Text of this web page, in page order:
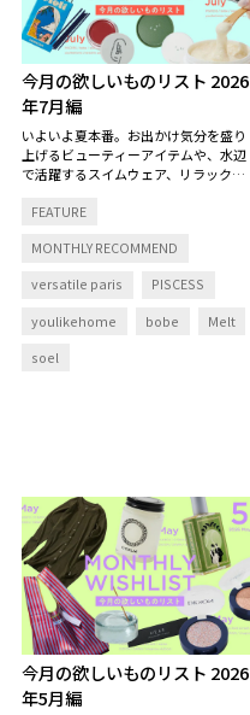
今月の欲しいものリスト 2026
年7月編
いよいよ夏本番。お出かけ気分を盛り
上げるビューティーアイテムや、水辺
で活躍するスイムウェア、リラックス
と心地よく、自分らしく過ごすための
FEATURE
MONTHLY RECOMMEND
versatile paris PISCESS
youlikehome bobe Melt
soel
今月の欲しいものリスト 2026
年5月編